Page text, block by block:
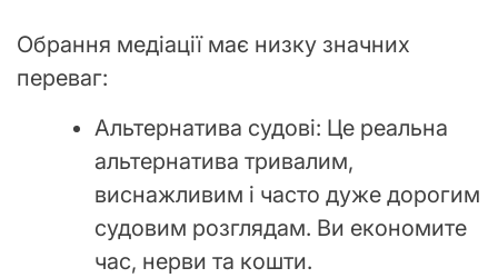
Обрання медіації має низку значних
переваг:
Альтернатива судові: Це реальна
альтернатива тривалим,
виснажливим і часто дуже дорогим
судовим розглядам. Ви економите
час, нерви та кошти.